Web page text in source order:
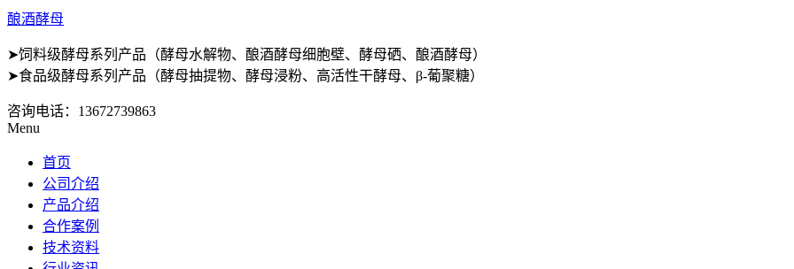
酿酒酵母
➤饲料级酵母系列产品（酵母水解物、酿酒酵母细胞壁、酵母硒、酿酒酵母）
➤食品级酵母系列产品（酵母抽提物、酵母浸粉、高活性干酵母、β-葡聚糖）
咨询电话： 13672739863
Menu
首页
公司介绍
产品介绍
合作案例
技术资料